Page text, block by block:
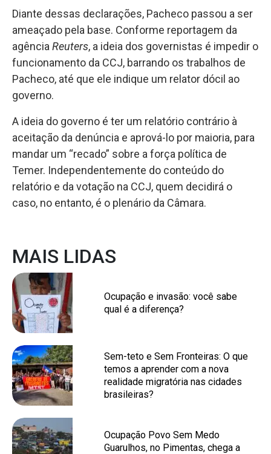
Diante dessas declarações, Pacheco passou a ser
ameaçado pela base. Conforme reportagem da
agência Reuters, a ideia dos governistas é impedir o
funcionamento da CCJ, barrando os trabalhos de
Pacheco, até que ele indique um relator dócil ao
governo.
A ideia do governo é ter um relatório contrário à
aceitação da denúncia e aprová-lo por maioria, para
mandar um “recado” sobre a força política de
Temer. Independentemente do conteúdo do
relatório e da votação na CCJ, quem decidirá o
caso, no entanto, é o plenário da Câmara.
MAIS LIDAS
Ocupação e invasão: você sabe
qual é a diferença?
Sem-teto e Sem Fronteiras: O que
temos a aprender com a nova
realidade migratória nas cidades
brasileiras?
Ocupação Povo Sem Medo
Guarulhos, no Pimentas, chega a